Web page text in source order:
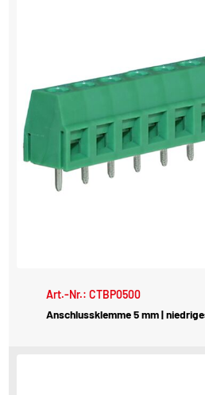
Art.-Nr.: CTBP0500
Anschlussklemme 5 mm |